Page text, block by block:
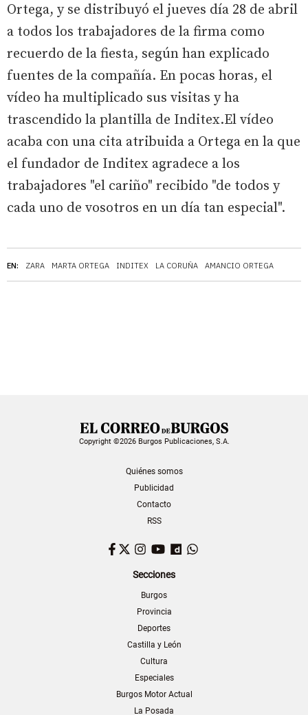
EN: ZARA MARTA ORTEGA INDITEX LA CORUÑA AMANCIO ORTEGA
Ortega, y se distribuyó el jueves día 28 de abril
a todos los trabajadores de la firma como
recuerdo de la fiesta, según han explicado
fuentes de la compañía. En pocas horas, el
vídeo ha multiplicado sus visitas y ha
trascendido la plantilla de Inditex.El vídeo
acaba con una cita atribuida a Ortega en la que
el fundador de Inditex agradece a los
trabajadores "el cariño" recibido "de todos y
cada uno de vosotros en un día tan especial".
Copyright ©2026 Burgos Publicaciones, S.A.
Quiénes somos
Publicidad
Contacto
RSS
Facebook
TwitterInstagram
YouTubeDailymotion
Secciones
Burgos
Provincia
Deportes
Castilla y León
Cultura
Especiales
Burgos Motor Actual
La Posada